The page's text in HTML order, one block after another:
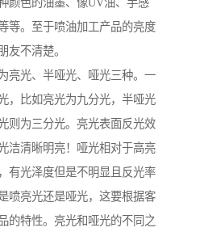
颜色的油墨、像UV油、手感
等。至于喷油加工产品的亮度
友不清楚。
亮光、半哑光、哑光三种。一
，比如亮光为九分光，半哑光
则为三分光。亮光表面反光效
洁清晰明亮！哑光相对于高亮
有光泽度但是不明显且反光率
喷亮光还是哑光，这要根据客
的特性。亮光和哑光的不同之